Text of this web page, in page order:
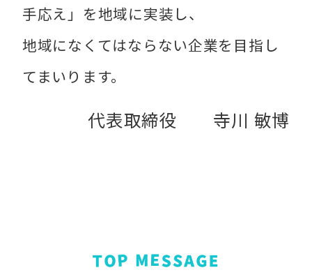
手応え」を地域に実装し、
地域になくてはならない企業を目指し
てまいります。
代表取締役 寺川 敏博